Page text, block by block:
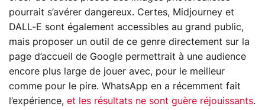
pourrait s’avérer dangereux. Certes, Midjourney et
DALL-E sont également accessibles au grand public,
mais proposer un outil de ce genre directement sur la
page d’accueil de Google permettrait à une audience
encore plus large de jouer avec, pour le meilleur
comme pour le pire. WhatsApp en a récemment fait
l’expérience, et les résultats ne sont guère réjouissants.